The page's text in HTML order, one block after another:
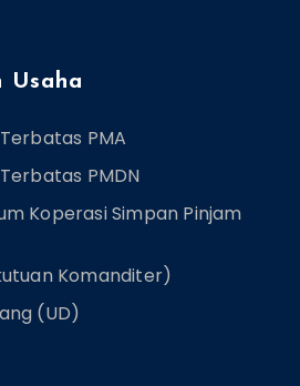
Usaha
PMA
PMDN
Koperasi Simpan Pinjam
Komanditer)
(UD)